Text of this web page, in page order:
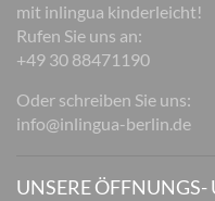
mit inlingua kinderleicht!
Rufen Sie uns an:
+49 30 88471190
Oder schreiben Sie uns:
info@inlingua-berlin.de
UNSERE